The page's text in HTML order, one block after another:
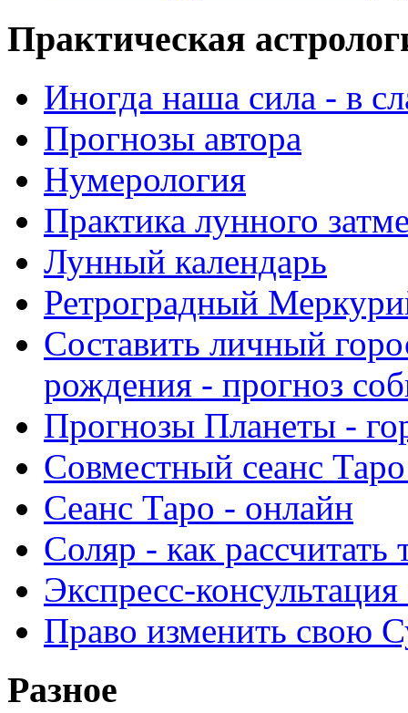
Практическая
Иногда наша сила - в
Прогнозы автора
Нумерология
Практика лунного
Лунный календарь
Ретроградный
Составить личный
рождения - прогноз
Прогнозы Планеты -
Совместный сеанс
Сеанс Таро - онлайн
Соляр - как
Экспресс-
Право изменить свою
Разное